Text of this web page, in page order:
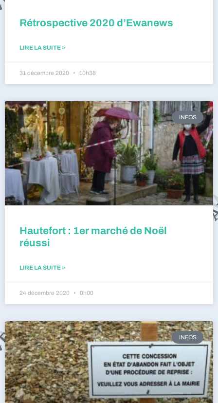
Rétrospective 2020 d’Ewanews
LIRE LA SUITE »
31 décembre 2020 10h38
INFOS
Hautefort : 1er marché de Noël
réussi
LIRE LA SUITE »
24 décembre 2020 0h00
INFOS